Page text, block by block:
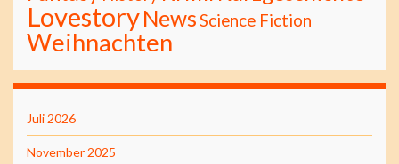
LovestoryNewsScience Fiction
Weihnachten
Juli 2026
November 2025